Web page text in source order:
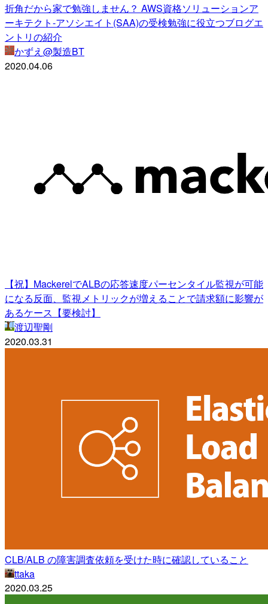
折角だから家で勉強しません？ AWS資格ソリューションア
ーキテクト-アソシエイト(SAA)の受検勉強に役立つブログエ
ントリの紹介
かずえ@製造BT
2020.04.06
【祝】MackerelでALBの応答速度パーセンタイル監視が可能
になる反面、監視メトリックが増えることで請求額に影響が
あるケース【要検討】
渡辺聖剛
2020.03.31
CLB/ALB の障害調査依頼を受けた時に確認していること
ttaka
2020.03.25